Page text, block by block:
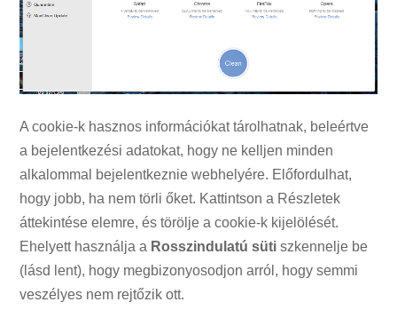
A cookie-k hasznos információkat tárolhatnak, beleértve
a bejelentkezési adatokat, hogy ne kelljen minden
alkalommal bejelentkeznie webhelyére. Előfordulhat,
hogy jobb, ha nem törli őket. Kattintson a Részletek
áttekintése elemre, és törölje a cookie-k kijelölését.
Ehelyett használja a Rosszindulatú süti szkennelje be
(lásd lent), hogy megbizonyosodjon arról, hogy semmi
veszélyes nem rejtőzik ott.